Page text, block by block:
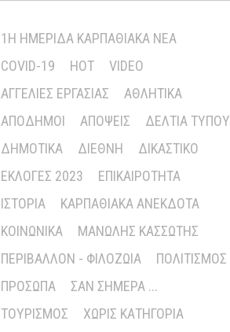
1Η ΗΜΕΡΊΔΑ ΚΑΡΠΑΘΙΑΚΆ ΝΈΑ
COVID-19
HOT
VIDEO
ΑΓΓΕΛΊΕΣ ΕΡΓΑΣΊΑΣ
ΑΘΛΗΤΙΚΆ
ΑΠΌΔΗΜΟΙ
ΑΠΌΨΕΙΣ
ΔΕΛΤΊΑ ΤΎΠΟΥ
ΔΗΜΟΤΙΚΆ
ΔΙΕΘΝΉ
ΔΙΚΑΣΤΙΚΌ
ΕΚΛΟΓΈΣ 2023
ΕΠΙΚΑΙΡΌΤΗΤΑ
ΙΣΤΟΡΊΑ
ΚΑΡΠΑΘΙΑΚΆ ΑΝΈΚΔΟΤΑ
ΚΟΙΝΩΝΙΚΆ
ΜΑΝΏΛΗΣ ΚΑΣΣΏΤΗΣ
ΠΕΡΙΒΆΛΛΟΝ - ΦΙΛΟΖΩΊΑ
ΠΟΛΙΤΙΣΜΌΣ
ΠΡΌΣΩΠΑ
ΣΑΝ ΣΉΜΕΡΑ ...
ΤΟΥΡΙΣΜΌΣ
ΧΩΡΊΣ ΚΑΤΗΓΟΡΊΑ